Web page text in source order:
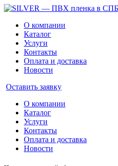
О компании
Каталог
Услуги
Контакты
Оплата и доставка
Новости
Оставить заявку
О компании
Каталог
Услуги
Контакты
Оплата и доставка
Новости